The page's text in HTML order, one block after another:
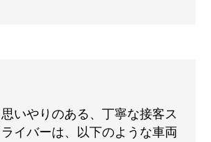
いやりのある、丁寧な接客ス
イバーは、以下のような車両